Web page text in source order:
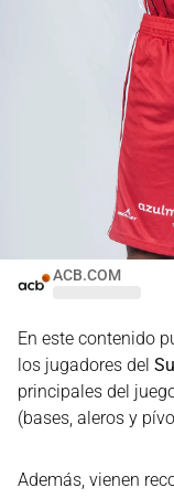
ACB.COM
En este contenido
los jugadores del
principales del
(bases, aleros y
Además, vienen